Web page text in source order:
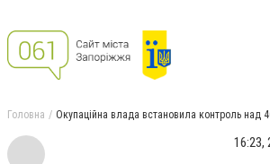
Головна Окупаційна влада встановила контроль над
16:23,